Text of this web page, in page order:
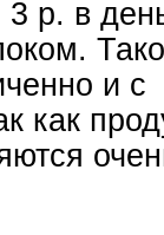
р. в
и с
как